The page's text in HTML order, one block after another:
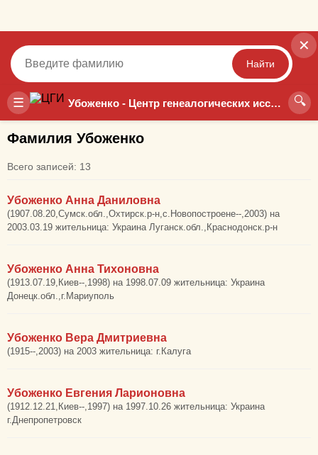
☰ Убоженко - Центр генеалогических исследований 🔍
✕
Найти
Точный Неточный
Фамилия Убоженко
Всего записей: 13
Убоженко Анна Даниловна
(1907.08.20,Сумск.обл.,Охтирск.р-н,с.Новопостроене--,2003) на
2003.03.19 жительница: Украина Луганск.обл.,Краснодонск.р-н
Убоженко Анна Тихоновна
(1913.07.19,Киев--,1998) на 1998.07.09 жительница: Украина
Донецк.обл.,г.Мариуполь
Убоженко Вера Дмитриевна
(1915--,2003) на 2003 жительница: г.Калуга
Убоженко Евгения Ларионовна
(1912.12.21,Киев--,1997) на 1997.10.26 жительница: Украина
г.Днепропетровск